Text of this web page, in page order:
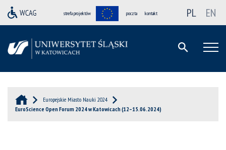
strefa projektów poczta kontakt PL EN
Europejskie Miasto Nauki 2024
EuroScience Open Forum 2024 w Katowicach (12–15.06.2024)